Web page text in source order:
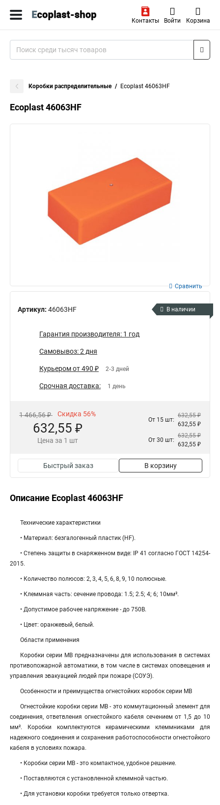
Контакты Войти Корзина
Коробки распределительные Ecoplast 46063HF
Ecoplast 46063HF
Артикул: 46063HF
Сравнить
В наличии
Гарантия производителя: 1 год
Самовывоз: 2 дня
Курьером от 490 ₽ 2-3 дней
Срочная доставка: 1 день
1 466,56 ₽ Скидка 56%
632,55 ₽
Цена за 1 шт
От 15 шт:
632,55 ₽
632,55 ₽
От 30 шт:
632,55 ₽
632,55 ₽
Быстрый заказ В корзину
Описание Ecoplast 46063HF
Технические характеристики
• Материал: безгалогенный пластик (HF).
• Степень защиты в снаряженном виде: IP 41 согласно ГОСТ 14254-
2015.
• Количество полюсов: 2, 3, 4, 5, 6, 8, 9, 10 полюсные.
• Клеммная часть: cечение провода: 1.5; 2.5; 4; 6; 10мм².
• Допустимое рабочее напряжение - до 750В.
• Цвет: оранжевый, белый.
Области применения
Коробки серии МВ предназначены для использования в системах
противопожарной автоматики, в том числе в системах оповещения и
управления эвакуацией людей при пожаре (СОУЭ).
Особенности и преимущества огнестойких коробок серии МВ
Огнестойкие коробки серии МВ - это коммутационный элемент для
соединения, ответвления огнестойкого кабеля сечением от 1,5 до 10
мм². Коробки комплектуются керамическими клеммниками для
надежного соединения и сохранения работоспособности огнестойкого
кабеля в условиях пожара.
• Коробки серии МВ - это компактное, удобное решение.
• Поставляются с установленной клеммной частью.
• Для установки коробки требуется только отвертка.